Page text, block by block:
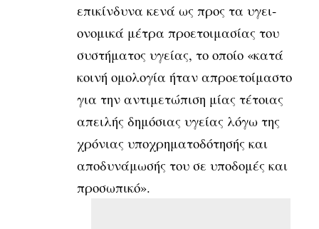
επικίνδυνα κενά ως προς τα υγει­
ονομικά μέτρα προετοιμασίας του
συστήματος υγείας, το οποίο «κατά
κοινή ομο­λογία ήταν απροετοίμαστο
για την αντιμετώπιση μίας τέτοιας
απειλής δημόσιας υγείας λόγω της
χρόνιας υποχρηματοδότησής και
αποδυνάμωσής του σε υποδομές και
προσωπικό».